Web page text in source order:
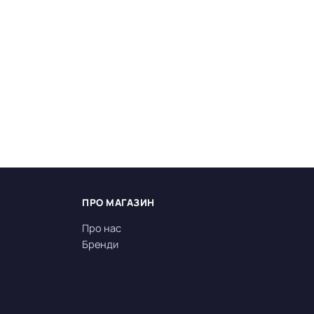
ПРО МАГАЗИН
Про нас
Бренди